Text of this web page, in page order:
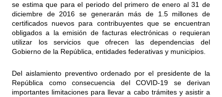
se estima que para el periodo del primero de enero al 31 de
diciembre de 2016 se generarán más de 1.5 millones de
certificados nuevos para contribuyentes que se encuentran
obligados a la emisión de facturas electrónicas o requieran
utilizar los servicios que ofrecen las dependencias del
Gobierno de la República, entidades federativas y municipios.
Del aislamiento preventivo ordenado por el presidente de la
República como consecuencia del COVID-19 se derivan
importantes limitaciones para llevar a cabo trámites y asistir a